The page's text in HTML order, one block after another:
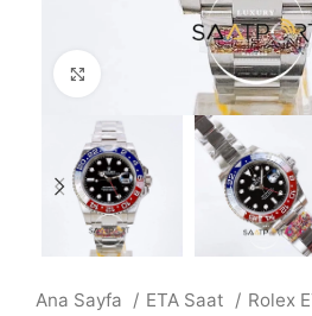
Büyütmek için tıklayın
Ana Sayfa ETA Saat
Rolex